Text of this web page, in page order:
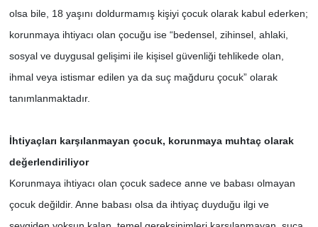
olsa bile, 18 yaşını doldurmamış kişiyi çocuk olarak kabul ederken;
korunmaya ihtiyacı olan çocuğu ise “bedensel, zihinsel, ahlaki,
sosyal ve duygusal gelişimi ile kişisel güvenliği tehlikede olan,
ihmal veya istismar edilen ya da suç mağduru çocuk” olarak
tanımlanmaktadır.
İhtiyaçları karşılanmayan çocuk, korunmaya muhtaç olarak
değerlendiriliyor
Korunmaya ihtiyacı olan çocuk sadece anne ve babası olmayan
çocuk değildir. Anne babası olsa da ihtiyaç duyduğu ilgi ve
VEFATLAR